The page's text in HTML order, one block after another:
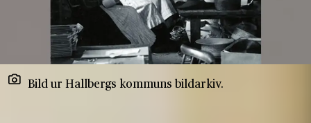
Bild ur Hallbergs kommuns bildarkiv.